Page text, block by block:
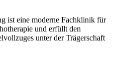
ist eine moderne Fachklinik für
und erfüllt den
unter der Trägerschaft